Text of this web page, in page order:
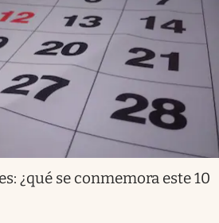
¿qué se conmemora este 10